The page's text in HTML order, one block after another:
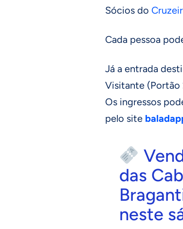
Sócios do
Cada pessoa
Já a entrada
Visitante (Portão
Os ingressos
pelo site
das
neste